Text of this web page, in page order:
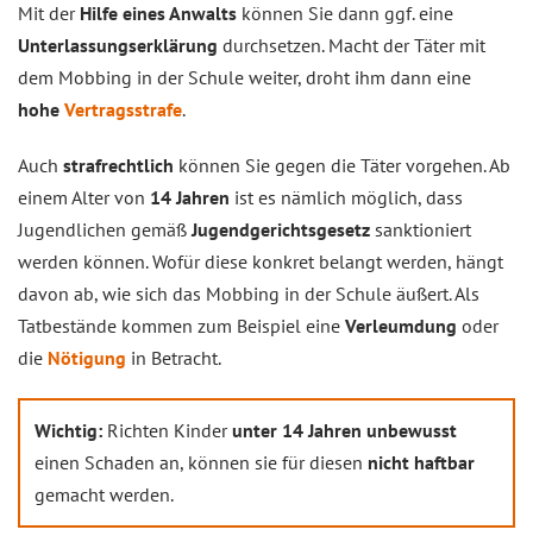
Mit der Hilfe eines Anwalts können Sie dann ggf. eine
Unterlassungserklärung durchsetzen. Macht der Täter mit
dem Mobbing in der Schule weiter, droht ihm dann eine
hohe Vertragsstrafe.
Auch strafrechtlich können Sie gegen die Täter vorgehen. Ab
einem Alter von 14 Jahren ist es nämlich möglich, dass
Jugendlichen gemäßJugendgerichtsgesetz sanktioniert
werden können. Wofür diese konkret belangt werden, hängt
davon ab, wie sich das Mobbing in der Schule äußert. Als
Tatbestände kommen zum Beispiel eine Verleumdung oder
die Nötigung in Betracht.
Wichtig: Richten Kinderunter 14 Jahren unbewusst
einen Schaden an, können sie für diesen nicht haftbar
gemacht werden.